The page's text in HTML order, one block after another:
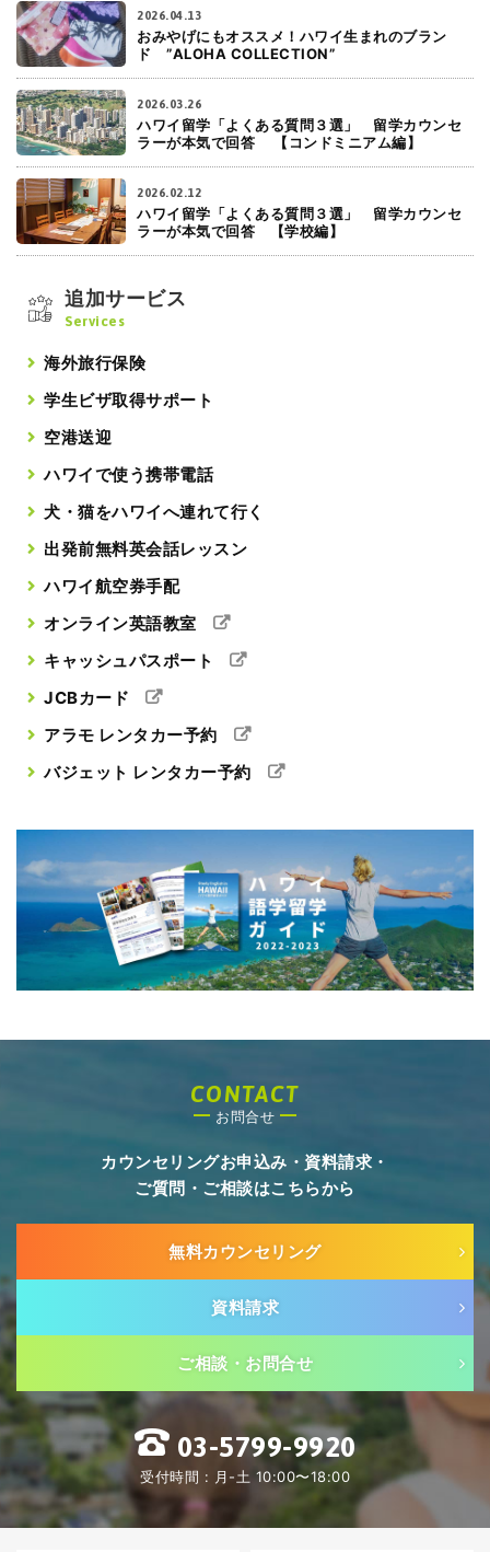
2026.04.13
おみやげにもオススメ！ハワイ生まれのブラン
ド ”ALOHA COLLECTION”
2026.03.26
ハワイ留学「よくある質問３選」 留学カウンセ
ラーが本気で回答 【コンドミニアム編】
2026.02.12
ハワイ留学「よくある質問３選」 留学カウンセ
ラーが本気で回答 【学校編】
追加サービス
Services
海外旅行保険
学生ビザ取得サポート
空港送迎
ハワイで使う携帯電話
犬・猫をハワイへ連れて行く
出発前無料英会話レッスン
ハワイ航空券手配
オンライン英語教室
キャッシュパスポート
JCBカード
アラモ レンタカー予約
バジェット レンタカー予約
CONTACT
お問合せ
カウンセリングお申込み・資料請求・
ご質問・ご相談はこちらから
無料カウンセリング
資料請求
ご相談・お問合せ
03-5799-9920
受付時間 : 月-土 10:00〜18:00